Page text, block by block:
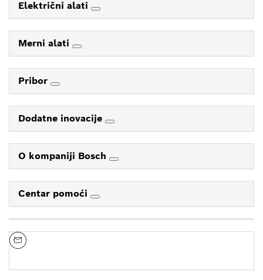
Električni alati
Merni alati
Pribor
Dodatne inovacije
O kompaniji Bosch
Centar pomoći